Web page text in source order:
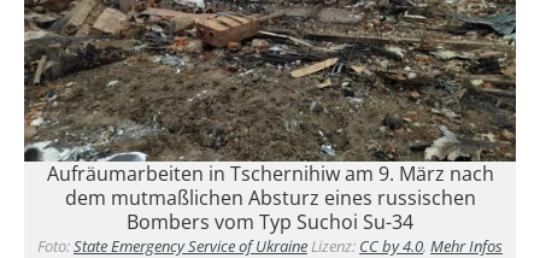
Aufräumarbeiten in Tschernihiw am 9. März nach
dem mutmaßlichen Absturz eines russischen
Bombers vom Typ Suchoi Su-34
Foto:State Emergency Service of UkraineLizenz: CC by 4.0, Mehr Infos